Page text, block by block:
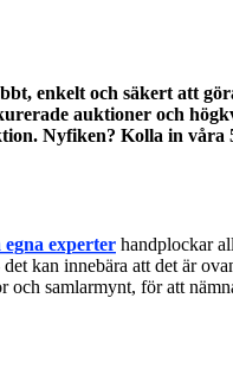
enkelt och säkert att
auktioner och
Nyfiken? Kolla in
experter handplockar
kan innebära att det är
samlarmynt, för att